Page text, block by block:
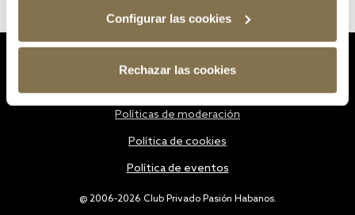
Configurar las cookies
Rechazar las cookies
@ 2006-2026 Club Privado Pasión Habanos.
Políticas de moderación
Política de cookies
Política de eventos